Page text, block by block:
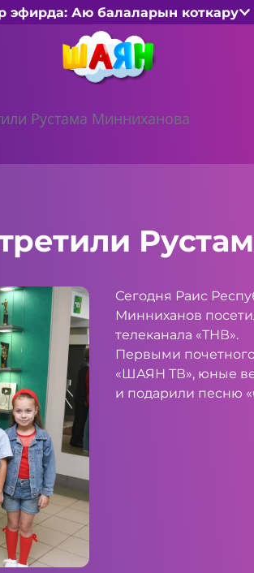
эфирда: Аю балаларын коткару
Рустама Минниханова
Сегодня Раис
Минниханов
телеканала «ТНВ».
Первыми почетного
«ШАЯН ТВ», юные
и подарили песню